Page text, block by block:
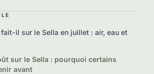
il sur le Sella en juillet : air, eau et
sur le Sella : pourquoi certains
avant